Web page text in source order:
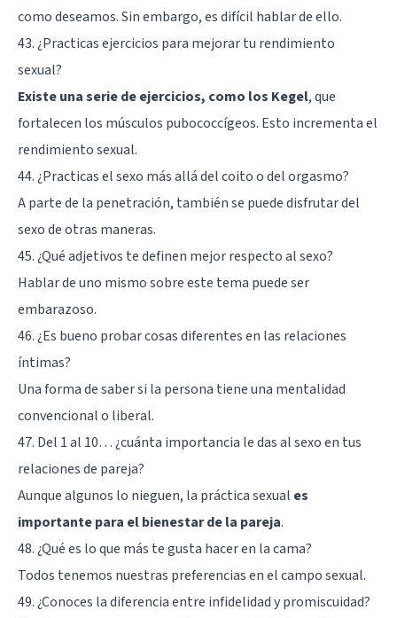
como deseamos. Sin embargo, es difícil hablar de ello.
43. ¿Practicas ejercicios para mejorar tu rendimiento
sexual?
Existe una serie de ejercicios, como los Kegel, que
fortalecen los músculos pubococcígeos. Esto incrementa el
rendimiento sexual.
44. ¿Practicas el sexo más allá del coito o del orgasmo?
A parte de la penetración, también se puede disfrutar del
sexo de otras maneras.
45. ¿Qué adjetivos te definen mejor respecto al sexo?
Hablar de uno mismo sobre este tema puede ser
embarazoso.
46. ¿Es bueno probar cosas diferentes en las relaciones
íntimas?
Una forma de saber si la persona tiene una mentalidad
convencional o liberal.
47. Del 1 al 10… ¿cuánta importancia le das al sexo en tus
relaciones de pareja?
Aunque algunos lo nieguen, la práctica sexual es
importante para el bienestar de la pareja.
48. ¿Qué es lo que más te gusta hacer en la cama?
Todos tenemos nuestras preferencias en el campo sexual.
49. ¿Conoces la diferencia entre infidelidad y promiscuidad?